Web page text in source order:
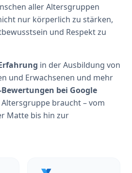
aller Altersgruppen
nur körperlich zu stärken,
und Respekt zu
in der Ausbildung von
und Erwachsenen und mehr
bei Google
braucht – vom
Matte bis hin zur